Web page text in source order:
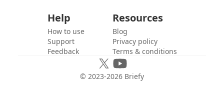
Help
How to use
Support
Feedback
Resources
Blog
Privacy policy
Terms & conditions
© 2023-2026 Briefy